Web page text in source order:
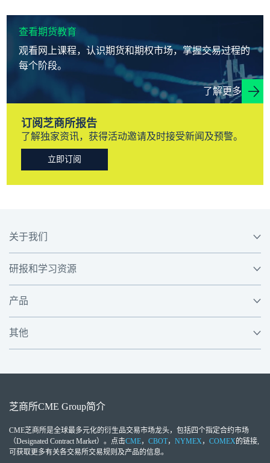
查看期货教育
观看网上课程，认识期货和期权市场，掌握交易过程的
每个阶段。
了解更多
订阅芝商所报告
了解独家资讯，获得活动邀请及时接受新闻及预警。
立即订阅
关于我们
研报和学习资源
产品
其他
芝商所CME Group简介
CME芝商所是全球最多元化的衍生品交易市场龙头，包括四个指定合约市场
（Designated Contract Market）。点击CME， CBOT， NYMEX， COMEX的链接,
可获取更多有关各交易所交易规则及产品的信息。